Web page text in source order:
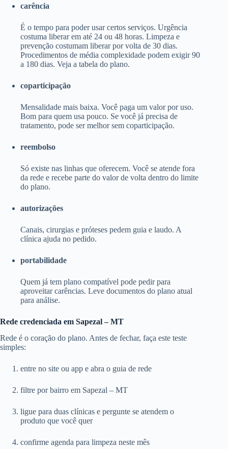
carência
É o tempo para poder usar certos serviços. Urgência
costuma liberar em até 24 ou 48 horas. Limpeza e
prevenção costumam liberar por volta de 30 dias.
Procedimentos de média complexidade podem exigir 90
a 180 dias. Veja a tabela do plano.
coparticipação
Mensalidade mais baixa. Você paga um valor por uso.
Bom para quem usa pouco. Se você já precisa de
tratamento, pode ser melhor sem coparticipação.
reembolso
Só existe nas linhas que oferecem. Você se atende fora
da rede e recebe parte do valor de volta dentro do limite
do plano.
autorizações
Canais, cirurgias e próteses pedem guia e laudo. A
clínica ajuda no pedido.
portabilidade
Quem já tem plano compatível pode pedir para
aproveitar carências. Leve documentos do plano atual
para análise.
Rede credenciada em Sapezal – MT
Rede é o coração do plano. Antes de fechar, faça este teste
simples:
entre no site ou app e abra o guia de rede
filtre por bairro em Sapezal – MT
ligue para duas clínicas e pergunte se atendem o
produto que você quer
confirme agenda para limpeza neste mês